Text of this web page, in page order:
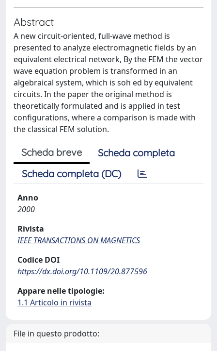
Abstract
A new circuit-oriented, full-wave method is
presented to analyze electromagnetic fields by an
equivalent electrical network, By the FEM the vector
wave equation problem is transformed in an
algebraical system, which is soh ed by equivalent
circuits. In the paper the original method is
theoretically formulated and is applied in test
configurations, where a comparison is made with
the classical FEM solution.
Scheda breve
Scheda completa
Scheda completa (DC)
Anno
2000
Rivista
IEEE TRANSACTIONS ON MAGNETICS
Codice DOI
https://dx.doi.org/10.1109/20.877596
Appare nelle tipologie:
1.1 Articolo in rivista
File in questo prodotto: